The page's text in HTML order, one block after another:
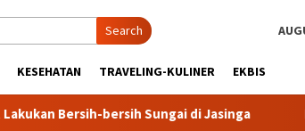
Search
KESEHATAN TRAVELING-KULINER EKBIS
bersih Sungai di Jasinga Ekspedisi